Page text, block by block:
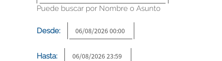
Puede buscar por Nombre o Asunto
Desde:
Hasta: